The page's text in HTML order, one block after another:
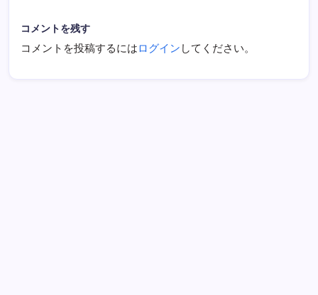
コメントを残す
コメントを投稿するにはログイン してください。